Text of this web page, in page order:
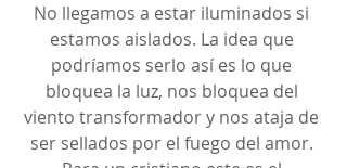
No llegamos a estar iluminados si
estamos aislados. La idea que
podríamos serlo así es lo que
bloquea la luz, nos bloquea del
viento transformador y nos ataja de
ser sellados por el fuego del amor.